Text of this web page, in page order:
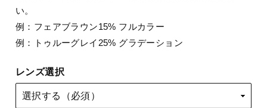
い。
例：フェアブラウン15% フルカラー
例：トゥルーグレイ25% グラデーション
レンズ選択